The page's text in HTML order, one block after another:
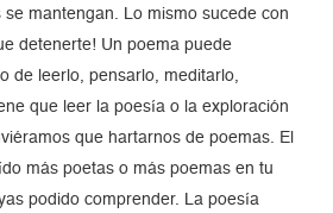
mantengan. Lo mismo sucede con
detenerte! Un poema puede
de leerlo, pensarlo, meditarlo,
que leer la poesía o la exploración
que hartarnos de poemas. El
más poetas o más poemas en tu
podido comprender. La poesía